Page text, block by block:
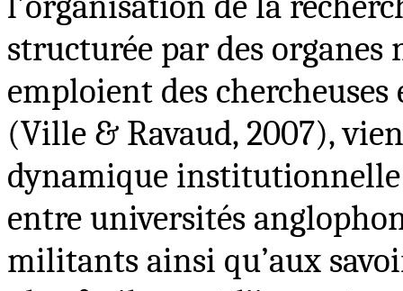
structurée par des
emploient des
(Ville & Ravaud, 2007),
dynamique
entre universités
militants ainsi qu’aux